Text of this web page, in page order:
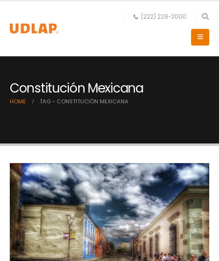
(222) 229-2000
Constitución Mexicana
HOME TAG - CONSTITUCIÓN MEXICANA